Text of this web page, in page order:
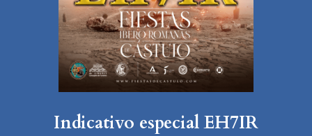
Indicativo especial EH7IR